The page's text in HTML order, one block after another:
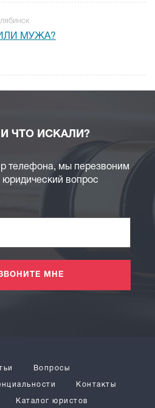
МУЖА?
ЧТО ИСКАЛИ?
телефона, мы перезвоним
вопрос
МНЕ
Вопросы
Контакты
Каталог юристов